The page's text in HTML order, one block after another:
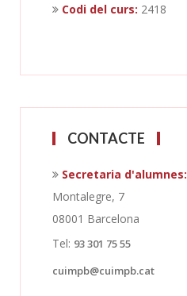
Codi del curs: 2418
CONTACTE
Secretaria d'alumnes:
Montalegre, 7
08001 Barcelona
Tel: 93 301 75 55
cuimpb@cuimpb.cat